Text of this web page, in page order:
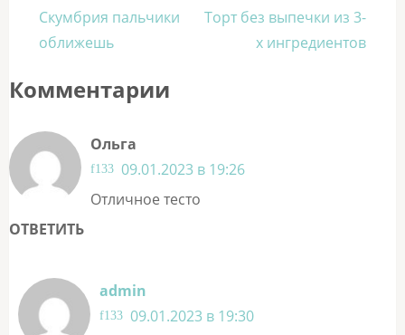
Навигация
по
Скумбрия пальчики
оближешь
Торт без выпечки из 3-
х ингредиентов
Комментарии
Ольга
09.01.2023 в 19:26
Отличное тесто
ОТВЕТИТЬ
admin
09.01.2023 в 19:30